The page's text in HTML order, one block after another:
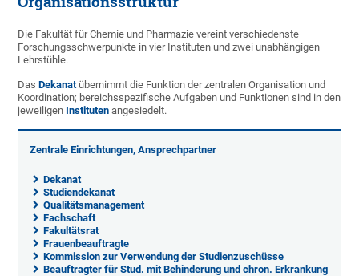
Die Fakultät für Chemie und Pharmazie vereint verschiedenste
Forschungsschwerpunkte in vier Instituten und zwei unabhängigen
Lehrstühle.
DasDekanat übernimmt die Funktion der zentralen Organisation und
Koordination; bereichsspezifische Aufgaben und Funktionen sind in den
jeweiligen Instituten angesiedelt.
Zentrale Einrichtungen, Ansprechpartner
Dekanat
Studiendekanat
Qualitätsmanagement
Fachschaft
Fakultätsrat
Frauenbeauftragte
Kommission zur Verwendung der Studienzuschüsse
Beauftragter für Stud. mit Behinderung und chron. Erkrankung